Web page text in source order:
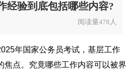
经验到底包括哪些内容?
阅读量478 人
年国家公务员考试，基层工作
焦点。究竟哪些工作内容可以被界